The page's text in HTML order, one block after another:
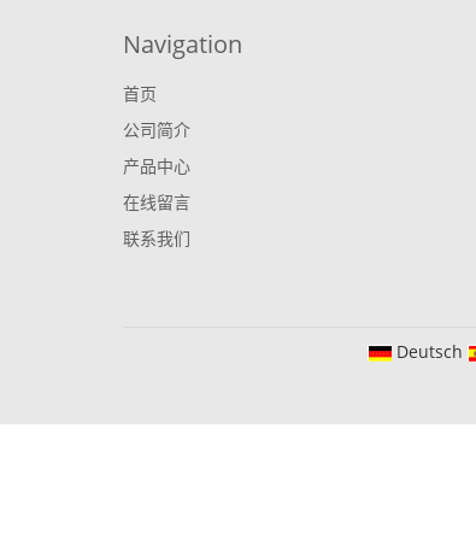
Navigation
首页
公司简介
产品中心
在线留言
联系我们
Deutsch